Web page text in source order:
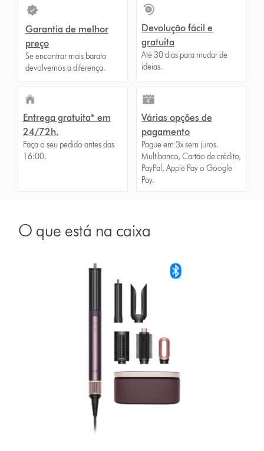
Garantia de melhor
preço
Se encontrar mais barato
devolvemos a diferença.
Devolução fácil e
gratuita
Até 30 dias para mudar de
ideias.
Entrega gratuita* em
24/72h.
Faça o seu pedido antes das
16:00.
Várias opções de
pagamento
Pague em 3x sem juros.
Multibanco, Cartão de crédito,
PayPal, Apple Pay o Google
Pay.
O que está na caixa